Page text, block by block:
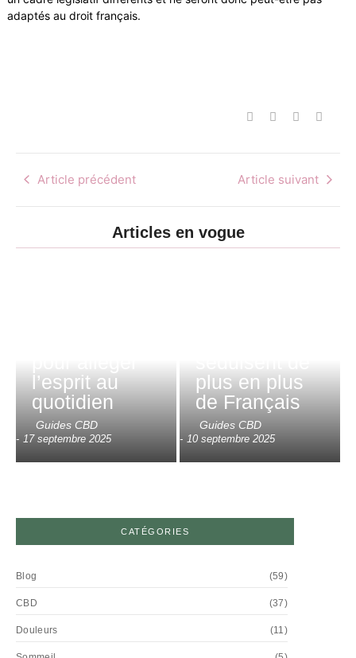
adaptés au droit français.
Article précédent Article suivant
Articles en vogue
l’esprit au
quotidien
Guides CBD
- 17 septembre 2025
Détente et
plus en plus
de Français
Guides CBD
- 10 septembre 2025
CATÉGORIES
Blog (59)
CBD (37)
Douleurs (11)